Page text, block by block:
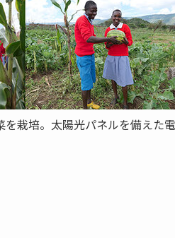
栽培。太陽光パネルを備えた